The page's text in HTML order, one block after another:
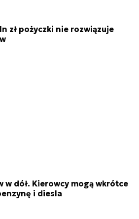
zł pożyczki nie rozwiązuje
w dół. Kierowcy mogą wkrótce
i diesla